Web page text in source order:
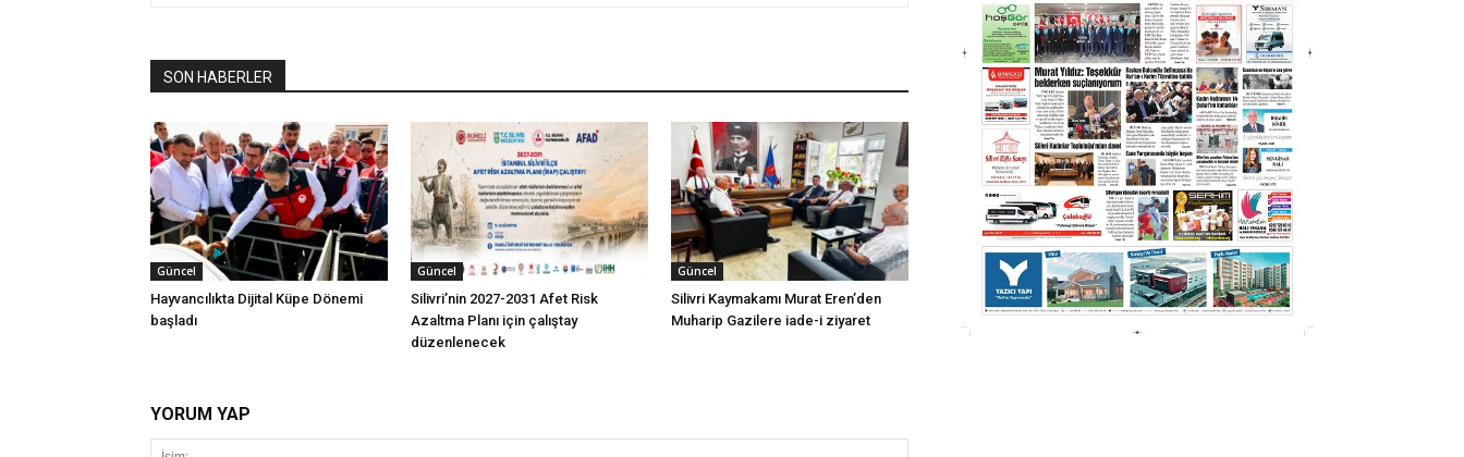
SON HABERLER
Güncel
Hayvancılıkta Dijital Küpe Dönemi
başladı
Güncel
Silivri’nin 2027-2031 Afet Risk
Azaltma Planı için çalıştay
düzenlenecek
Güncel
Silivri Kaymakamı Murat Eren’den
Muharip Gazilere iade-i ziyaret
YORUM YAP